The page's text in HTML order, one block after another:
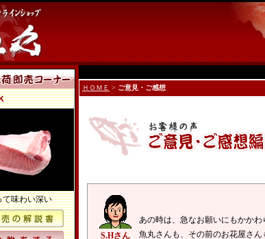
て味わい深い
ＨＯＭＥ > ご意見・ご感想
S.Hさん
あの時は、急なお願いにもかか
魚丸さんも、その前のお花屋さ